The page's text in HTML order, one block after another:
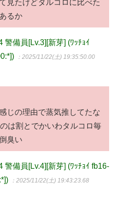
見たけどタルコロに比べた
るか
備員[Lv.3][新芽] (ﾜｯﾁｮｲ
：2025/11/22(土) 19:35:50.00
じの理由で蒸気推してたな
は割とでかいわタルコロ毎
臭い
備員[Lv.4][新芽] (ﾜｯﾁｮｲ fb16-
：2025/11/22(土) 19:43:23.68